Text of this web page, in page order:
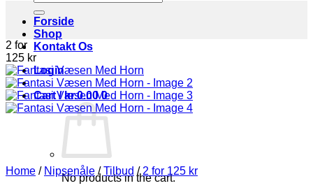
for:
Forside
Shop
Kontakt Os
Login
Cart /kr.0.00 0
No products in the cart.
2 for
125 kr
Home / Nipsenåle / Tilbud / 2 for 125 kr